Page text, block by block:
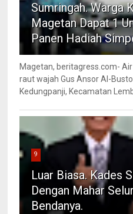
Sumringah. Warga
Magetan Dapat 1
Panen Hadiah
Magetan, beritagress.com-
raut wajah Gus Ansor Al-
Kedungpanji, Kecamatan
9
Luar Biasa. Kades
Dengan Mahar
Bendanya.